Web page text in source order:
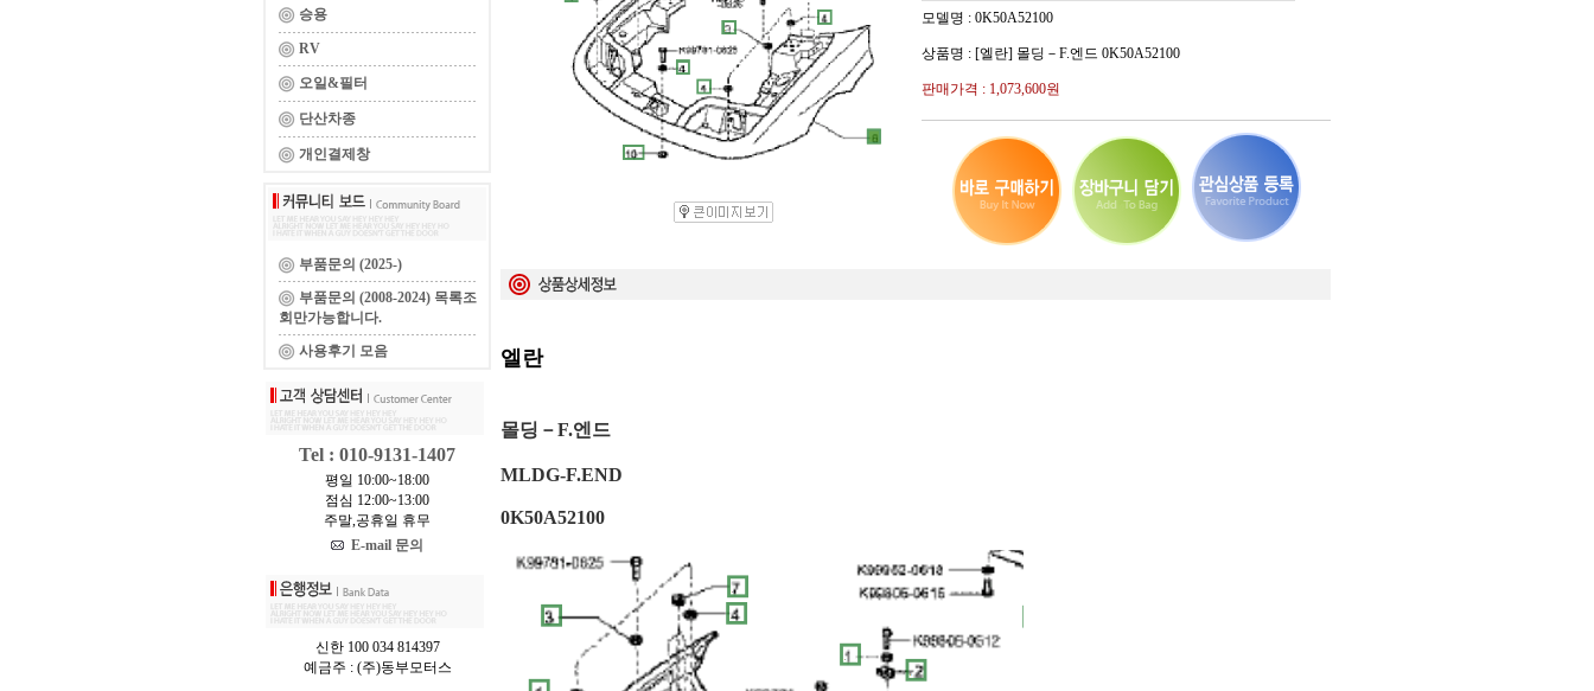
승용
RV
오일&필터
단산차종
개인결제창
부품문의 (2025-)
부품문의 (2008-2024) 목록조
회만가능합니다.
사용후기 모음
Tel : 010-9131-1407
평일 10:00~18:00
점심 12:00~13:00
주말,공휴일 휴무
E-mail 문의
신한 100 034 814397
예금주 : (주)동부모터스
모델명 : 0K50A52100
상품명 : [엘란] 몰딩－F.엔드 0K50A52100
판매가격 : 1,073,600원
엘란
몰딩－F.엔드
MLDG-F.END
0K50A52100